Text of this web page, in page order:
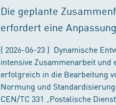
Die geplante
erfordert eine
( 2026-06-23 ) Dynamische
intensive Zusammenarbeit
erfolgreich in die Bearbeitung
Normung und
CEN/TC 331 „Postalische